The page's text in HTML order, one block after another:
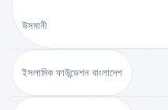
উসমানী
ইসলামিক ফাউন্ডেশন বাংলাদেশ